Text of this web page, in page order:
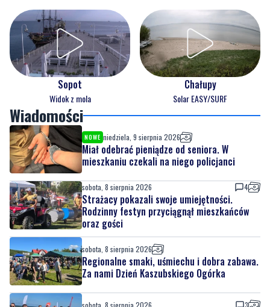
Sopot
Widok z mola
Chałupy
Solar EASY/SURF
Wiadomości
NOWE niedziela, 9 sierpnia 2026
Miał odebrać pieniądze od seniora. W
mieszkaniu czekali na niego policjanci
sobota, 8 sierpnia 2026 4
Strażacy pokazali swoje umiejętności.
Rodzinny festyn przyciągnął mieszkańców
oraz gości
sobota, 8 sierpnia 2026
Regionalne smaki, uśmiechu i dobra zabawa.
Za nami Dzień Kaszubskiego Ogórka